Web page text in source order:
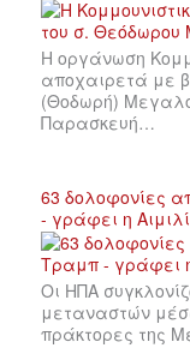
Η οργάνωση
αποχαιρετά με
(Θοδωρή)
Παρασκευή…
63 δολοφονίες
- γράφει η
Οι ΗΠΑ
μεταναστών
πράκτορες της